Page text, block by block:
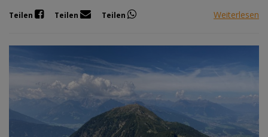
Teilen Teilen Teilen Weiterlesen